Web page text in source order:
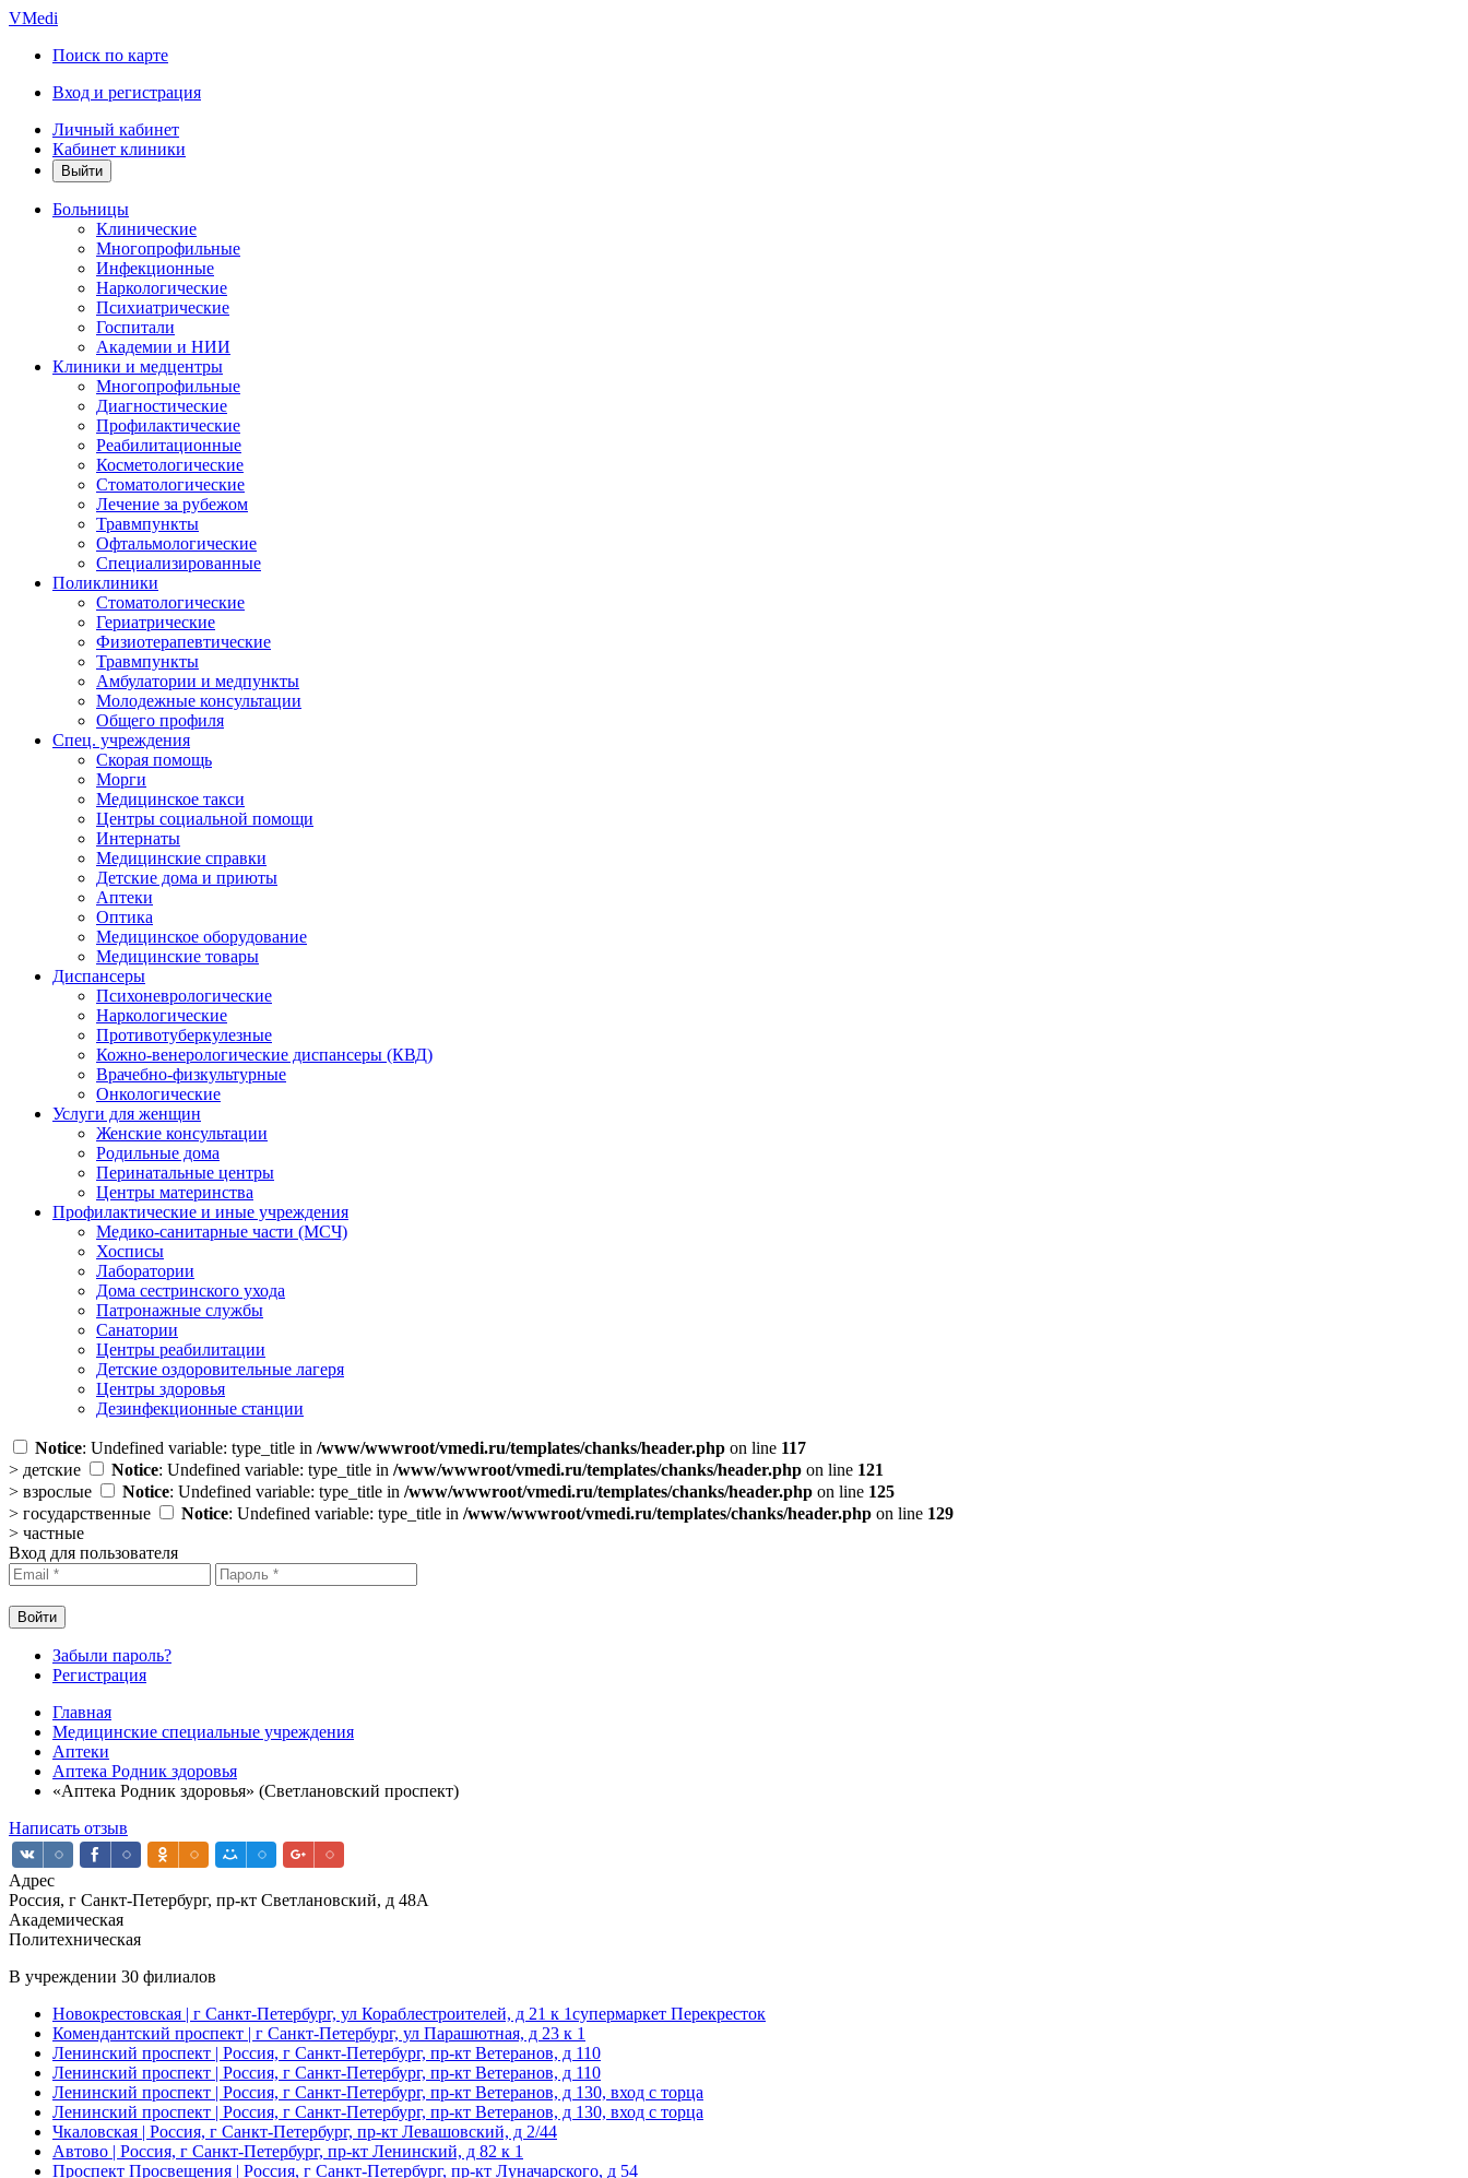
VMedi
Поиск по карте
Вход и регистрация
Личный кабинет
Кабинет клиники
Больницы
Клинические
Многопрофильные
Инфекционные
Наркологические
Психиатрические
Госпитали
Академии и НИИ
Клиники и медцентры
Многопрофильные
Диагностические
Профилактические
Реабилитационные
Косметологические
Стоматологические
Лечение за рубежом
Травмпункты
Офтальмологические
Специализированные
Поликлиники
Стоматологические
Гериатрические
Физиотерапевтические
Травмпункты
Амбулатории и медпункты
Молодежные консультации
Общего профиля
Спец. учреждения
Скорая помощь
Морги
Медицинское такси
Центры социальной помощи
Интернаты
Медицинские справки
Детские дома и приюты
Аптеки
Оптика
Медицинское оборудование
Медицинские товары
Диспансеры
Психоневрологические
Наркологические
Противотуберкулезные
Кожно-венерологические диспансеры (КВД)
Врачебно-физкультурные
Онкологические
Услуги для женщин
Женские консультации
Родильные дома
Перинатальные центры
Центры материнства
Профилактические и иные учреждения
Медико-санитарные части (МСЧ)
Хосписы
Лаборатории
Дома сестринского ухода
Патронажные службы
Санатории
Центры реабилитации
Детские оздоровительные лагеря
Центры здоровья
Дезинфекционные станции
Notice: Undefined variable: type_title in /www/wwwroot/vmedi.ru/templates/chanks/header.php on line 117
> детские Notice: Undefined variable: type_title in /www/wwwroot/vmedi.ru/templates/chanks/header.php on line 121
> взрослые Notice: Undefined variable: type_title in /www/wwwroot/vmedi.ru/templates/chanks/header.php on line 125
> государственные Notice: Undefined variable: type_title in /www/wwwroot/vmedi.ru/templates/chanks/header.php on line 129
> частные
Вход для пользователя
Забыли пароль?
Регистрация
Главная
Медицинские специальные учреждения
Аптеки
Аптека Родник здоровья
«Аптека Родник здоровья» (Светлановский проспект)
Написать отзыв
Адрес
Россия, г Санкт-Петербург, пр-кт Светлановский, д 48А
Академическая
Политехническая
В учреждении 30 филиалов
Новокрестовская | г Санкт-Петербург, ул Кораблестроителей, д 21 к 1супермаркет Перекресток
Комендантский проспект | г Санкт-Петербург, ул Парашютная, д 23 к 1
Ленинский проспект | Россия, г Санкт-Петербург, пр-кт Ветеранов, д 110
Ленинский проспект | Россия, г Санкт-Петербург, пр-кт Ветеранов, д 110
Ленинский проспект | Россия, г Санкт-Петербург, пр-кт Ветеранов, д 130, вход с торца
Ленинский проспект | Россия, г Санкт-Петербург, пр-кт Ветеранов, д 130, вход с торца
Чкаловская | Россия, г Санкт-Петербург, пр-кт Левашовский, д 2/44
Автово | Россия, г Санкт-Петербург, пр-кт Ленинский, д 82 к 1
Проспект Просвещения | Россия, г Санкт-Петербург, пр-кт Луначарского, д 54